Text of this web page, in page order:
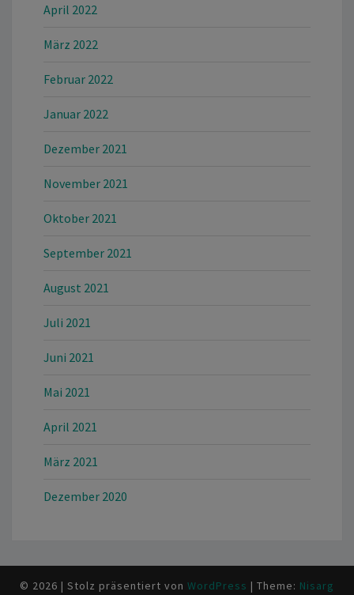
April 2022
März 2022
Februar 2022
Januar 2022
Dezember 2021
November 2021
Oktober 2021
September 2021
August 2021
Juli 2021
Juni 2021
Mai 2021
April 2021
März 2021
Dezember 2020
© 2026 | Stolz präsentiert von WordPress | Theme: Nisarg